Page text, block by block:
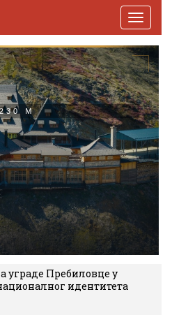
уграде Пребиловце у
идентитета